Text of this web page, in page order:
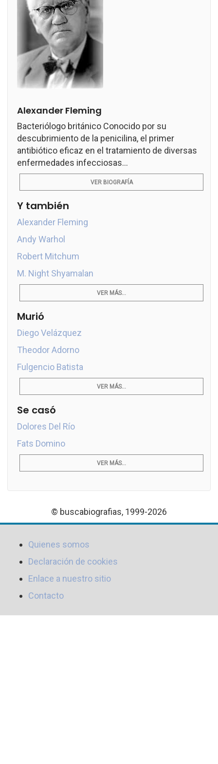
Alexander Fleming
Bacteriólogo británico Conocido por su
descubrimiento de la penicilina, el primer
antibiótico eficaz en el tratamiento de diversas
enfermedades infecciosas...
VER BIOGRAFÍA
Y también
Alexander Fleming
Andy Warhol
Robert Mitchum
M. Night Shyamalan
VER MÁS...
Murió
Diego Velázquez
Theodor Adorno
Fulgencio Batista
VER MÁS...
Se casó
Dolores Del Río
Fats Domino
VER MÁS...
© buscabiografias, 1999-2026
Quienes somos
Declaración de cookies
Enlace a nuestro sitio
Contacto